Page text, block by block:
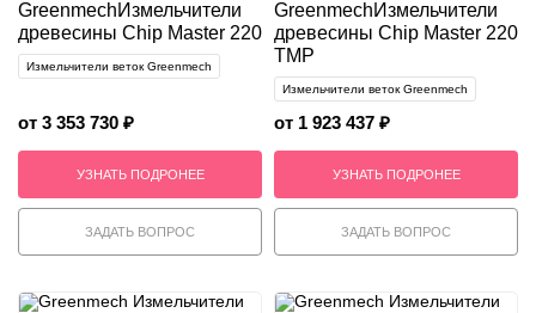
GreenmechИзмельчители
древесины Chip Master 220
Измельчители веток Greenmech
от 3 353 730 ₽
УЗНАТЬ ПОДРОНЕЕ
ЗАДАТЬ ВОПРОС
GreenmechИзмельчители
древесины Chip Master 220
TMP
Измельчители веток Greenmech
от 1 923 437 ₽
УЗНАТЬ ПОДРОНЕЕ
ЗАДАТЬ ВОПРОС